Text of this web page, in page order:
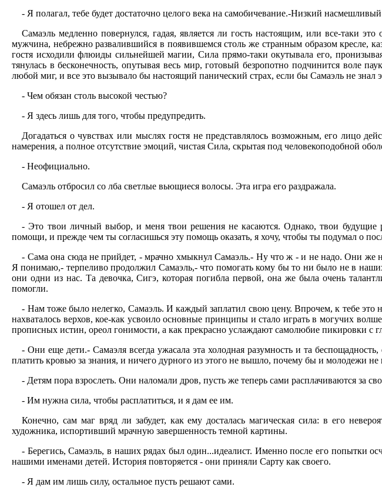
- Я полагал, тебе будет достаточно целого века на самобичевание.-Низкий
Самаэль медленно повернулся, гадая, является ли гость настоящим, или все-таки
мужчина, небрежно развалившийся в появившемся столь же странным образом кресле,
гостя исходили флюиды сильнейшей магии, Сила прямо-таки окутывала его,
тянулась в бесконечность, опутывая весь мир, готовый безропотно подчинится воле
любой миг, и все это вызывало бы настоящий панический страх, если бы Самаэль не знал
- Чем обязан столь высокой честью?
- Я здесь лишь для того, чтобы предупредить.
Догадаться о чувствах или мыслях гостя не представлялось возможным, его лицо
намерения, а полное отсутствие эмоций, чистая Сила, скрытая под человекоподобной
- Неофициально.
Самаэль отбросил со лба светлые вьющиеся волосы. Эта игра его раздражала.
- Я отошел от дел.
- Это твои личный выбор, и меня твои решения не касаются. Однако, твои
помощи, и прежде чем ты согласишься эту помощь оказать, я хочу, чтобы ты подумал о
- Сама она сюда не прийдет, - мрачно хмыкнул Самаэль.- Ну что ж - и не надо. Они же
Я понимаю,- терпеливо продолжил Самаэль,- что помогать кому бы то ни было не в
они одни из нас. Та девочка, Сигэ, которая погибла первой, она же была очень
помогли.
- Нам тоже было нелегко, Самаэль. И каждый заплатил свою цену. Впрочем, к тебе
нахваталось верхов, кое-как усвоило основные принципы и стало играть в могучих
прописных истин, ореол гонимости, а как прекрасно услаждают самолюбие пикировки с
- Они еще дети.- Самаэля всегда ужасала эта холодная разумность и та
платить кровью за знания, и ничего дурного из этого не вышло, почему бы и молодежи не
- Детям пора взрослеть. Они наломали дров, пусть же теперь сами расплачиваются за
- Им нужна сила, чтобы расплатиться, и я дам ее им.
Конечно, сам маг вряд ли забудет, как ему досталась магическая сила: в его
художника, испортивший мрачную завершенность темной картины.
- Берегись, Самаэль, в наших рядах был один...идеалист. Именно после его попытки
нашими именами детей. История повторяется - они приняли Сарту как своего.
- Я дам им лишь силу, остальное пусть решают сами.